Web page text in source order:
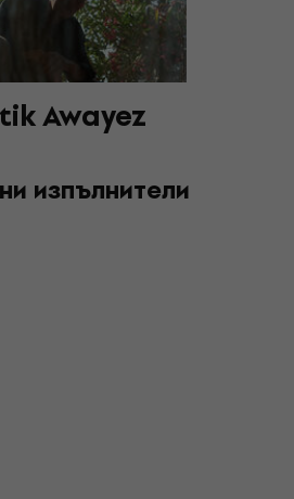
Awayez
изпълнители